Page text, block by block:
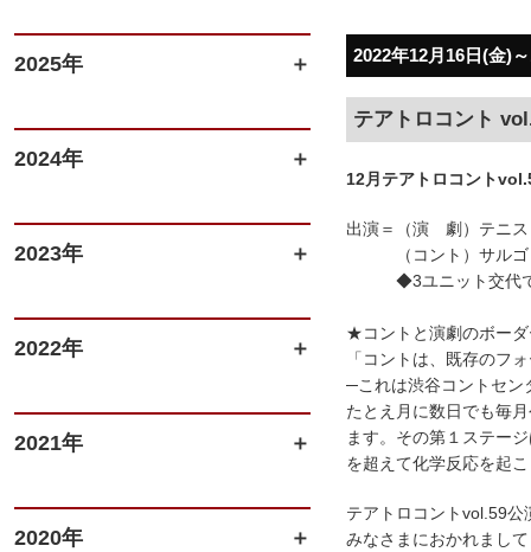
2025年
2024年
2023年
2022年
2021年
2020年
2022年12月16日(金)
テアトロコント
12月テアトロコント
出演＝（演 劇）テニス
（コント）サルゴリ
◆3ユニット交代で
★コントと演劇のボー
「コントは、既存のフ
─これは渋谷コントセン
たとえ月に数日でも毎
ます。その第１ステー
を超えて化学反応を起
テアトロコントvol.59
みなさまにおかれまし